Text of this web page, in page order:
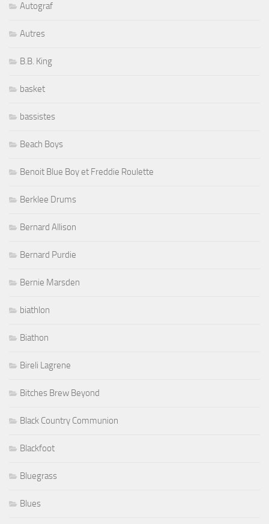
Autograf
Autres
B.B. King
basket
bassistes
Beach Boys
Benoit Blue Boy et Freddie Roulette
Berklee Drums
Bernard Allison
Bernard Purdie
Bernie Marsden
biathlon
Biathon
Bireli Lagrene
Bitches Brew Beyond
Black Country Communion
Blackfoot
Bluegrass
Blues